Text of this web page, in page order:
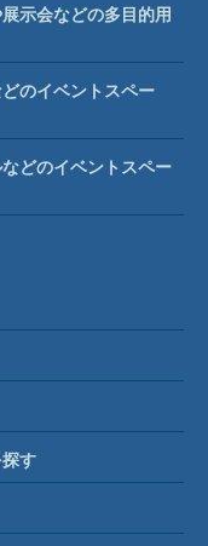
示会などの多目的用
のイベントスペー
どのイベントスペー
す